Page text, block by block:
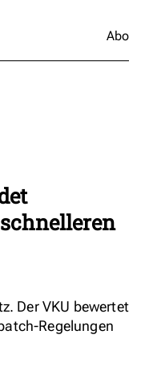
Abo
Der VKU bewertet
Regelungen